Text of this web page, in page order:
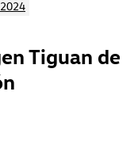
2024
Tiguan de